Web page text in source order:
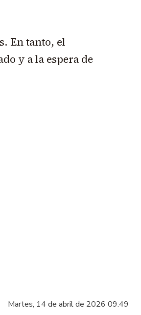
En tanto, el
y a la espera de
Martes, 14 de abril de 2026 09:49